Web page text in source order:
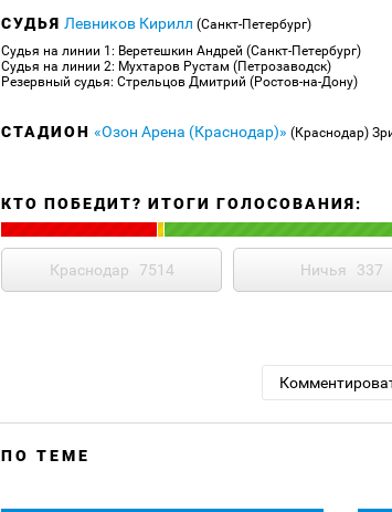
СУДЬЯ Левников Кирилл (Санкт-Петербург)
Судья на линии 1: Веретешкин Андрей (Санкт-Петербург)
Судья на линии 2: Мухтаров Рустам (Петрозаводск)
Резервный судья: Стрельцов Дмитрий (Ростов-на-Дону)
СТАДИОН «Озон Арена (Краснодар)» (Краснодар)
КТО ПОБЕДИТ? ИТОГИ ГОЛОСОВАНИЯ:
Краснодар 7514 Ничья 337
ПО ТЕМЕ